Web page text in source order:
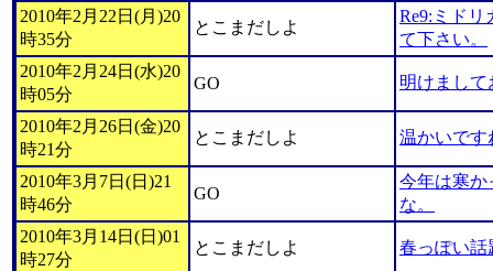
2010年2月22日(月)20
時35分
とこまだしよ
Re9:ミド
て下さい。
2010年2月24日(水)20
時05分
GO 明けまし
2010年2月26日(金)20
時21分
とこまだしよ 温かいです
2010年3月7日(日)21
時46分
GO
今年は寒か
な。
2010年3月14日(日)01
時27分
とこまだしよ 春っぽい話